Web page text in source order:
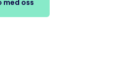
med oss